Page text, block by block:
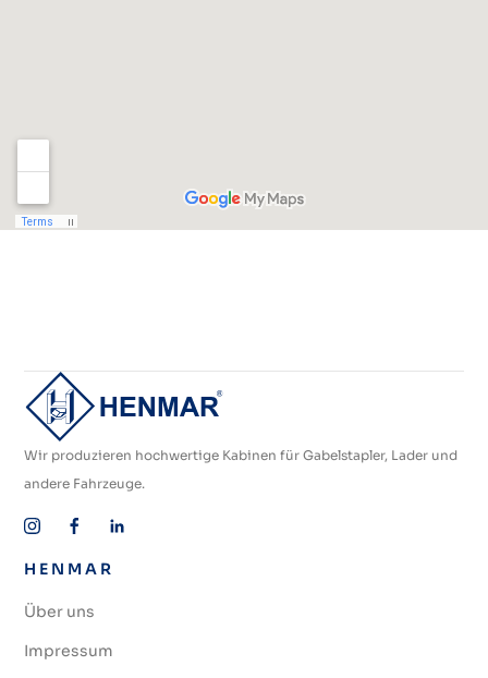
Wir produzieren hochwertige Kabinen für Gabelstapler, Lader und
andere Fahrzeuge.
HENMAR
Über uns
Impressum